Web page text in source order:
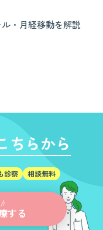
・月経移動を解説
ちらから
診察 相談無料
する